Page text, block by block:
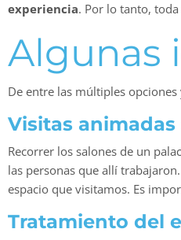
experiencia. Por lo tanto,
Algunas
De entre las múltiples
Visitas
Recorrer los salones de un
las personas que allí
espacio que visitamos. Es
Tratamiento del